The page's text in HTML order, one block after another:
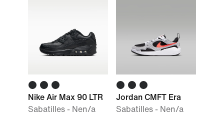
Nike Air Max 90 LTR
Sabatilles - Nen/a
Jordan CMFT Era
Sabatilles - Nen/a